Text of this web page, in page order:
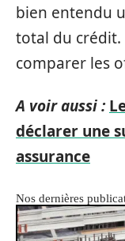
bien entendu
total du crédit.
comparer les
A voir aussi :
déclarer une
assurance
Nos dernières